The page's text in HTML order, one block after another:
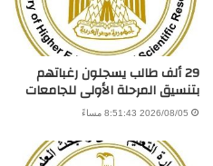
29 ألف طالب يسجلون رغباتهم
بتنسيق المرحلة الأولى للجامعات
2026/08/05 8:51:43 مساءً